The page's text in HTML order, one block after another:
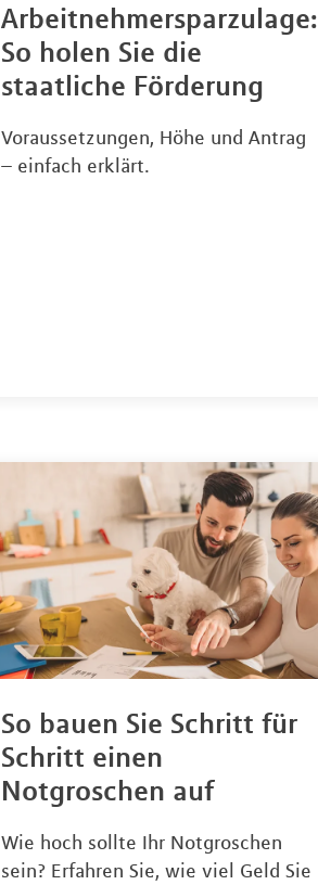
Arbeitnehmersparzulage:
So holen Sie die
staatliche Förderung
Voraussetzungen, Höhe und Antrag
– einfach erklärt.
So bauen Sie Schritt für
Schritt einen
Notgroschen auf
Wie hoch sollte Ihr Notgroschen
sein? Erfahren Sie, wie viel Geld Sie